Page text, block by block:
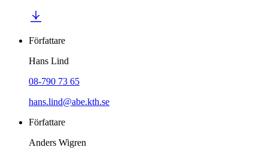
Författare
Hans Lind
08-790 73 65
hans.lind@abe.kth.se
Författare
Anders Wigren